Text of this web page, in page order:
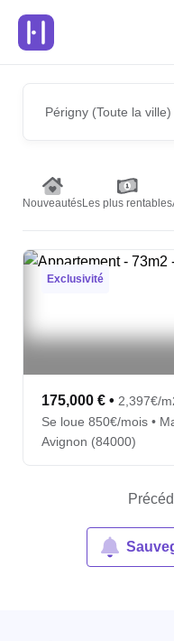
Périgny (Toute la ville)
NouveautésLes plus rentables
Exclusivité
175,000 € • 2,397€/
Se loue 850€/mois •
Avignon (84000)